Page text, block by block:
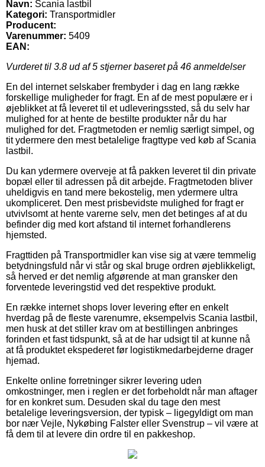
Navn: Scania lastbil
Kategori: Transportmidler
Producent:
Varenummer: 5409
EAN:
Vurderet til 3.8 ud af 5 stjerner baseret på 46 anmeldelser
En del internet selskaber frembyder i dag en lang række
forskellige muligheder for fragt. En af de mest populære er i
øjeblikket at få leveret til et udleveringssted, så du selv har
mulighed for at hente de bestilte produkter når du har
mulighed for det. Fragtmetoden er nemlig særligt simpel, og
tit ydermere den mest betalelige fragttype ved køb af Scania
lastbil.
Du kan ydermere overveje at få pakken leveret til din private
bopæl eller til adressen på dit arbejde. Fragtmetoden bliver
uheldigvis en tand mere bekostelig, men ydermere ultra
ukompliceret. Den mest prisbevidste mulighed for fragt er
utvivlsomt at hente varerne selv, men det betinges af at du
befinder dig med kort afstand til internet forhandlerens
hjemsted.
Fragttiden på Transportmidler kan vise sig at være temmelig
betydningsfuld når vi står og skal bruge ordren øjeblikkeligt,
så herved er det nemlig afgørende at man gransker den
forventede leveringstid ved det respektive produkt.
En række internet shops lover levering efter en enkelt
hverdag på de fleste varenumre, eksempelvis Scania lastbil,
men husk at det stiller krav om at bestillingen anbringes
forinden et fast tidspunkt, så at de har udsigt til at kunne nå
at få produktet ekspederet før logistikmedarbejderne drager
hjemad.
Enkelte online forretninger sikrer levering uden
omkostninger, men i reglen er det forbeholdt når man aftager
for en konkret sum. Desuden skal du tage den mest
betalelige leveringsversion, der typisk – ligegyldigt om man
bor nær Vejle, Nykøbing Falster eller Svenstrup – vil være at
få dem til at levere din ordre til en pakkeshop.